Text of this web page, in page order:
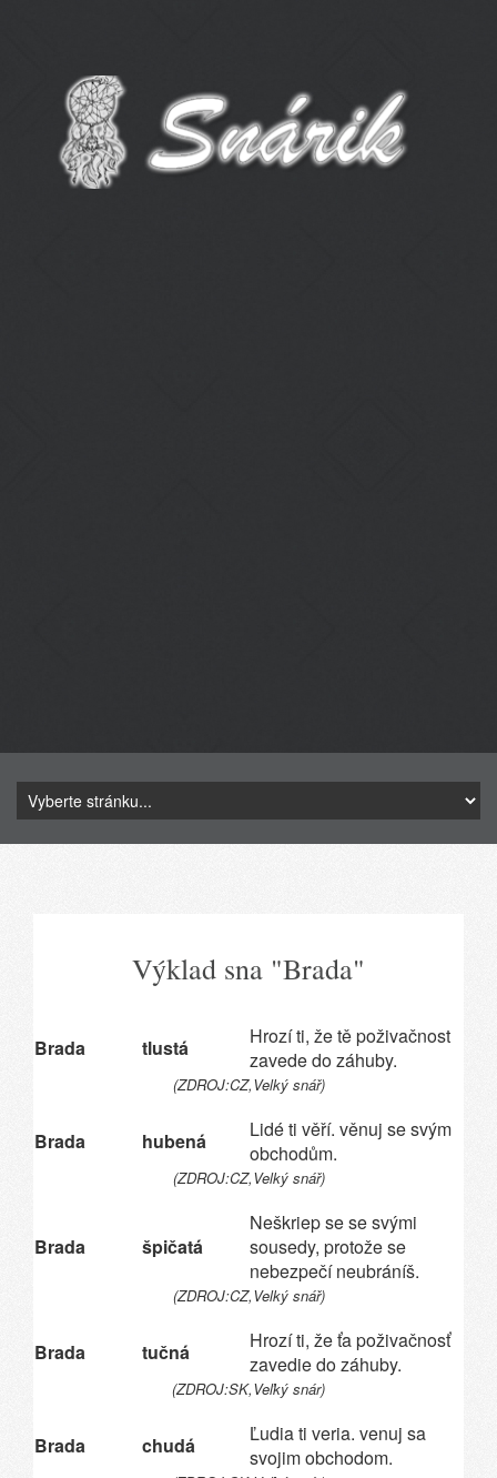
Výklad sna "Brada"
Brada tlustá
Hrozí ti, že tě poživačnost
zavede do záhuby.
(ZDROJ:CZ,Velký snář)
Brada hubená
Lidé ti věří. věnuj se svým
obchodům.
(ZDROJ:CZ,Velký snář)
Brada špičatá
Neškriep se se svými
sousedy, protože se
nebezpečí neubráníš.
(ZDROJ:CZ,Velký snář)
Brada tučná
Hrozí ti, že ťa poživačnosť
zavedie do záhuby.
(ZDROJ:SK,Veľký snár)
Brada chudá
Ľudia ti veria. venuj sa
svojim obchodom.